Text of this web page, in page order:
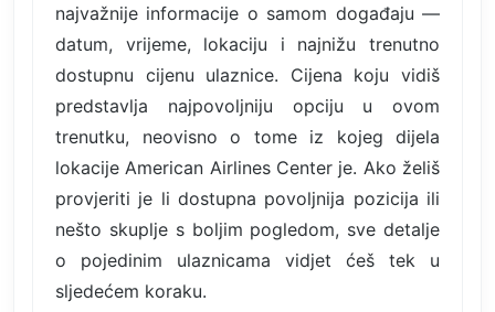
najvažnije informacije o samom događaju —
datum, vrijeme, lokaciju i najnižu trenutno
dostupnu cijenu ulaznice. Cijena koju vidiš
predstavlja najpovoljniju opciju u ovom
trenutku, neovisno o tome iz kojeg dijela
lokacije American Airlines Center je. Ako želiš
provjeriti je li dostupna povoljnija pozicija ili
nešto skuplje s boljim pogledom, sve detalje
o pojedinim ulaznicama vidjet ćeš tek u
sljedećem koraku.